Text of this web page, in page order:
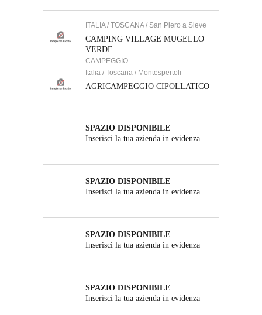
ITALIA / TOSCANA / San Piero a Sieve
CAMPING VILLAGE MUGELLO
VERDE
CAMPEGGIO
Italia / Toscana / Montespertoli
AGRICAMPEGGIO CIPOLLATICO
SPAZIO DISPONIBILE
Inserisci la tua azienda in evidenza
SPAZIO DISPONIBILE
Inserisci la tua azienda in evidenza
SPAZIO DISPONIBILE
Inserisci la tua azienda in evidenza
SPAZIO DISPONIBILE
Inserisci la tua azienda in evidenza